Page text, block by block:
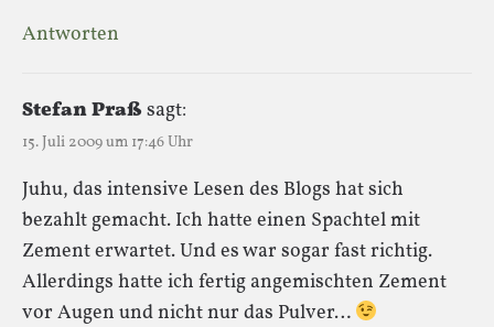
Antworten
Stefan Praßsagt:
15. Juli 2009 um 17:46 Uhr
Juhu, das intensive Lesen des Blogs hat sich
bezahlt gemacht. Ich hatte einen Spachtel mit
Zement erwartet. Und es war sogar fast richtig.
Allerdings hatte ich fertig angemischten Zement
vor Augen und nicht nur das Pulver…